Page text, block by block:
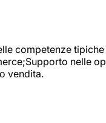
competenze
nelle
vendita.